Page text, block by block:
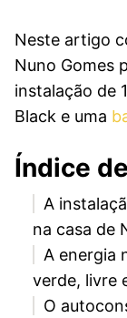
Neste artigo
Nuno Gomes
instalação de
Black e uma
Índice
A
na casa de
A energia
verde, livre
O